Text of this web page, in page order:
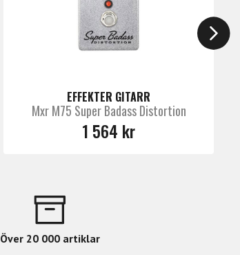
EFFEKTER GITARR
Mxr M75 Super Badass Distortion
1 564 kr
Över 20 000 artiklar